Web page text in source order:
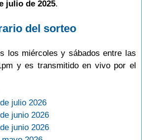
julio de 2025.
del sorteo
los miércoles y sábados entre las
y es transmitido en vivo por el
julio 2026
junio 2026
junio 2026